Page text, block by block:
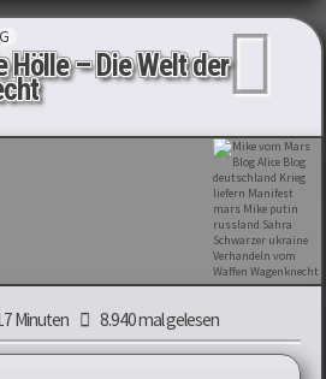
Hölle – Die Welt der
Minuten 8.940 mal gelesen